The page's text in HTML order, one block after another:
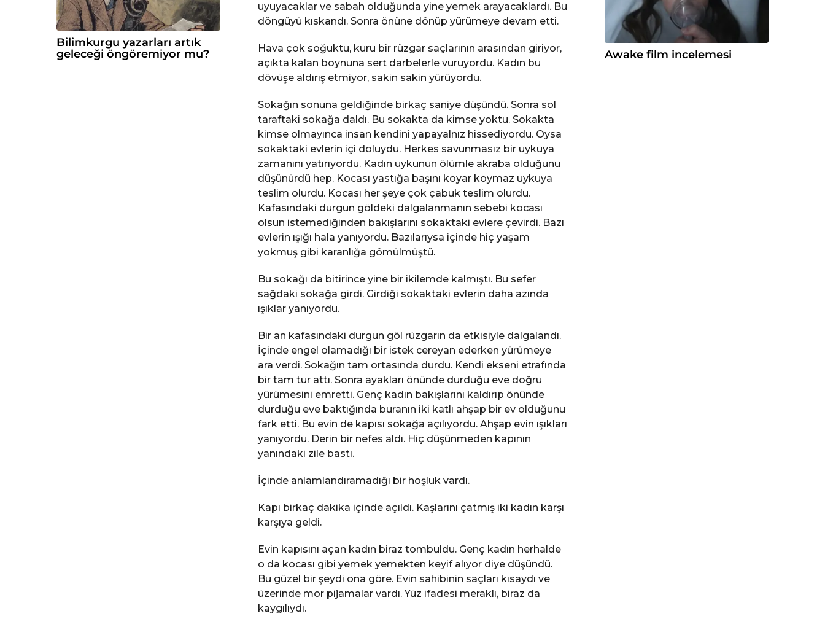
uyuyacaklar ve sabah olduğunda yine yemek arayacaklardı. Bu
döngüyü kıskandı. Sonra önüne dönüp yürümeye devam etti.
Hava çok soğuktu, kuru bir rüzgar saçlarının arasından giriyor,
açıkta kalan boynuna sert darbelerle vuruyordu. Kadın bu
dövüşe aldırış etmiyor, sakin sakin yürüyordu.
Sokağın sonuna geldiğinde birkaç saniye düşündü. Sonra sol
taraftaki sokağa daldı. Bu sokakta da kimse yoktu. Sokakta
kimse olmayınca insan kendini yapayalnız hissediyordu. Oysa
sokaktaki evlerin içi doluydu. Herkes savunmasız bir uykuya
zamanını yatırıyordu. Kadın uykunun ölümle akraba olduğunu
düşünürdü hep. Kocası yastığa başını koyar koymaz uykuya
teslim olurdu. Kocası her şeye çok çabuk teslim olurdu.
Kafasındaki durgun göldeki dalgalanmanın sebebi kocası
olsun istemediğinden bakışlarını sokaktaki evlere çevirdi. Bazı
evlerin ışığı hala yanıyordu. Bazılarıysa içinde hiç yaşam
yokmuş gibi karanlığa gömülmüştü.
Bu sokağı da bitirince yine bir ikilemde kalmıştı. Bu sefer
sağdaki sokağa girdi. Girdiği sokaktaki evlerin daha azında
ışıklar yanıyordu.
Bir an kafasındaki durgun göl rüzgarın da etkisiyle dalgalandı.
İçinde engel olamadığı bir istek cereyan ederken yürümeye
ara verdi. Sokağın tam ortasında durdu. Kendi ekseni etrafında
bir tam tur attı. Sonra ayakları önünde durduğu eve doğru
yürümesini emretti. Genç kadın bakışlarını kaldırıp önünde
durduğu eve baktığında buranın iki katlı ahşap bir ev olduğunu
fark etti. Bu evin de kapısı sokağa açılıyordu. Ahşap evin ışıkları
yanıyordu. Derin bir nefes aldı. Hiç düşünmeden kapının
yanındaki zile bastı.
İçinde anlamlandıramadığı bir hoşluk vardı.
Kapı birkaç dakika içinde açıldı. Kaşlarını çatmış iki kadın karşı
karşıya geldi.
Evin kapısını açan kadın biraz tombuldu. Genç kadın herhalde
o da kocası gibi yemek yemekten keyif alıyor diye düşündü.
Bu güzel bir şeydi ona göre. Evin sahibinin saçları kısaydı ve
üzerinde mor pijamalar vardı. Yüz ifadesi meraklı, biraz da
kaygılıydı.
Bilimkurgu yazarları artık
geleceği öngöremiyor mu?
Awake film incelemesi